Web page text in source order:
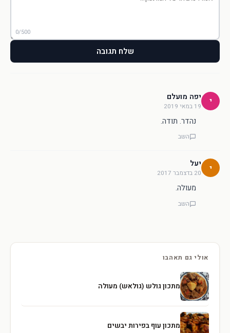
0/500
שלח תגובה
י יפה מועלם
19 במאי 2019
נהדר. תודה.
השב
י יעל
20 בדצמבר 2017
מעולה.
השב
אולי גם תאהבו
מתכון גולש (גולאש) מעולה
מתכון עוף בפירות יבשים